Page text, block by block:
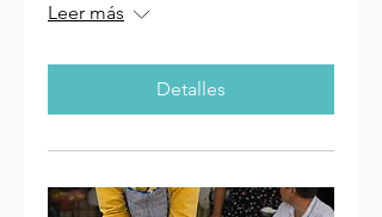
Leer más
Detalles